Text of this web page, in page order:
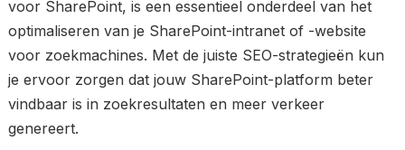
voor SharePoint, is een essentieel onderdeel van het
optimaliseren van je SharePoint-intranet of -website
voor zoekmachines. Met de juiste SEO-strategieën kun
je ervoor zorgen dat jouw SharePoint-platform beter
vindbaar is in zoekresultaten en meer verkeer
genereert.